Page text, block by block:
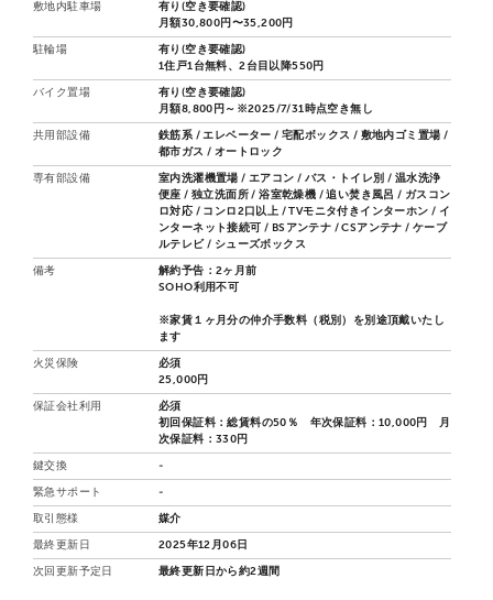
敷地内駐車場
有り(空き要確認)
月額30,800円〜35,200円
駐輪場
有り(空き要確認)
1住戸1台無料、2台目以降550円
バイク置場
有り(空き要確認)
月額8,800円～※2025/7/31時点空き無し
共用部設備
鉄筋系 / エレベーター / 宅配ボックス / 敷地内ゴミ置場 /
都市ガス / オートロック
専有部設備
室内洗濯機置場 / エアコン / バス・トイレ別 / 温水洗浄
便座 / 独立洗面所 / 浴室乾燥機 / 追い焚き風呂 / ガスコン
ロ対応 / コンロ2口以上 / TVモニタ付きインターホン / イ
ンターネット接続可 / BSアンテナ / CSアンテナ / ケーブ
ルテレビ / シューズボックス
備考
解約予告：2ヶ月前
SOHO利用不可
※家賃１ヶ月分の仲介手数料（税別）を別途頂戴いたし
ます
火災保険
必須
25,000円
保証会社利用
必須
初回保証料：総賃料の50％ 年次保証料：10,000円 月
次保証料：330円
鍵交換 -
緊急サポート -
取引態様 媒介
最終更新日 2025年12月06日
次回更新予定日 最終更新日から約2週間